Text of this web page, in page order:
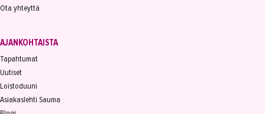
Ota yhteyttä
AJANKOHTAISTA
Tapahtumat
Uutiset
Loistoduuni
Asiakaslehti Sauma